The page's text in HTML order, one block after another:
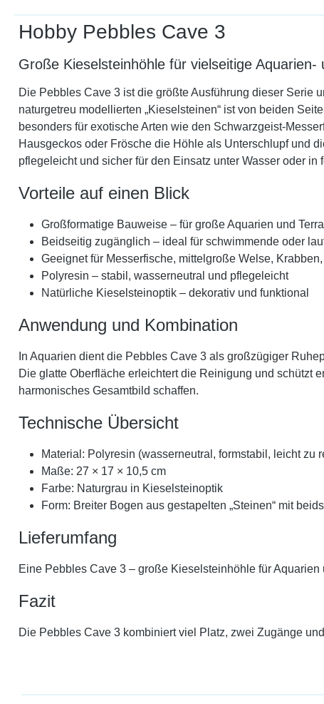
Hobby Pebbles Cave 3
Große Kieselsteinhöhle für vielseitige Aquarien-
Die Pebbles Cave 3 ist die größte Ausführung dieser Serie
naturgetreu modellierten „Kieselsteinen“ ist von beiden
besonders für exotische Arten wie den Schwarzgeist-
Hausgeckos oder Frösche die Höhle als Unterschlupf und
pflegeleicht und sicher für den Einsatz unter Wasser oder in
Vorteile auf einen Blick
Großformatige Bauweise – für große Aquarien und
Beidseitig zugänglich – ideal für schwimmende oder
Geeignet für Messerfische, mittelgroße Welse,
Polyresin – stabil, wasserneutral und pflegeleicht
Natürliche Kieselsteinoptik – dekorativ und funktional
Anwendung und Kombination
In Aquarien dient die Pebbles Cave 3 als großzügiger
Die glatte Oberfläche erleichtert die Reinigung und schützt
harmonisches Gesamtbild schaffen.
Technische Übersicht
Material: Polyresin (wasserneutral, formstabil, leicht zu
Maße: 27 × 17 × 10,5 cm
Farbe: Naturgrau in Kieselsteinoptik
Form: Breiter Bogen aus gestapelten „Steinen“ mit
Lieferumfang
Eine Pebbles Cave 3 – große Kieselsteinhöhle für Aquarien
Fazit
Die Pebbles Cave 3 kombiniert viel Platz, zwei Zugänge